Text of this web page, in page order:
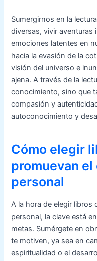
Sumergirnos en la
diversas, vivir aventuras
emociones latentes en
hacia la evasión de la
visión del universo e
ajena. A través de la
conocimiento, sino que
compasión y
autoconocimiento y
Cómo elegir
promuevan
personal
A la hora de elegir libros
personal, la clave está
metas. Sumérgete en
te motiven, ya sea en
espiritualidad o el